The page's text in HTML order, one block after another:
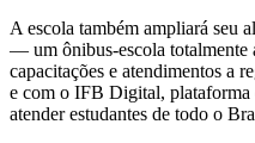
A escola também ampliará seu
— um ônibus-escola totalmente
capacitações e atendimentos a
e com o IFB Digital, plataforma
atender estudantes de todo o